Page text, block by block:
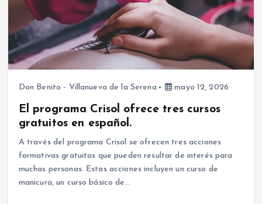
Don Benito - Villanueva de la Serena mayo 12, 2026
El programa Crisol ofrece tres cursos
gratuitos en español.
A través del programa Crisol se ofrecen tres acciones
formativas gratuitas que pueden resultar de interés para
muchas personas. Estas acciones incluyen un curso de
manicura, un curso básico de…